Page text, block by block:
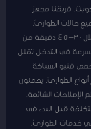
فريقنا مجهز
حالات الطوارئ.
استجابة سريعة نصل إلى موقعك خلال 30-45 دقيقة من
في التدخل تقلل
فنيو السباكة
الطوارئ. يحملون
الشائعة.
قبل البدء في
خدمات الطوارئ.